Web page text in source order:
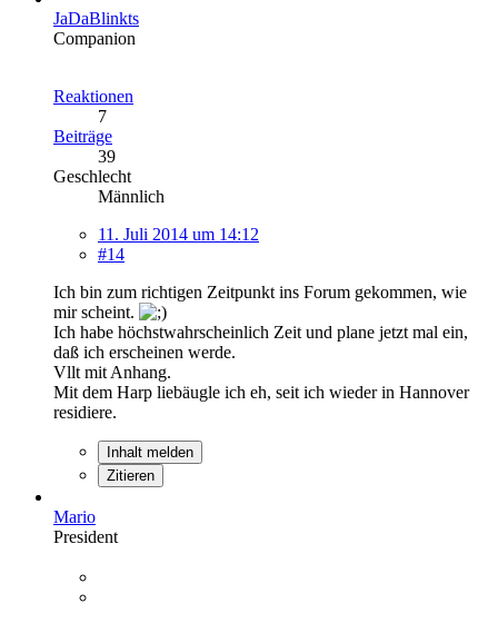
JaDaBlinkts
Companion
Reaktionen
7
Beiträge
39
Geschlecht
Männlich
11. Juli 2014 um 14:12
#14
Ich bin zum richtigen Zeitpunkt ins Forum gekommen, wie
mir scheint.
Ich habe höchstwahrscheinlich Zeit und plane jetzt mal ein,
daß ich erscheinen werde.
Vllt mit Anhang.
Mit dem Harp liebäugle ich eh, seit ich wieder in Hannover
residiere.
Inhalt melden
Zitieren
Mario
President